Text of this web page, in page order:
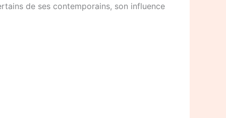
de ses contemporains, son influence